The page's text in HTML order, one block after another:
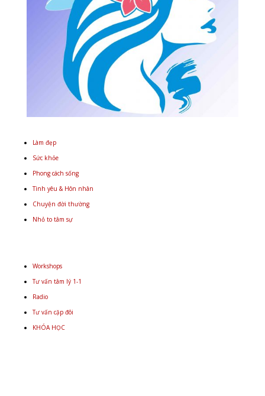
Làm đẹp
Sức khỏe
Phong cách sống
Tình yêu & Hôn nhân
Chuyện đời thường
Nhỏ to tâm sự
Workshops
Tư vấn tâm lý 1-1
Radio
Tư vấn cặp đôi
KHÓA HỌC